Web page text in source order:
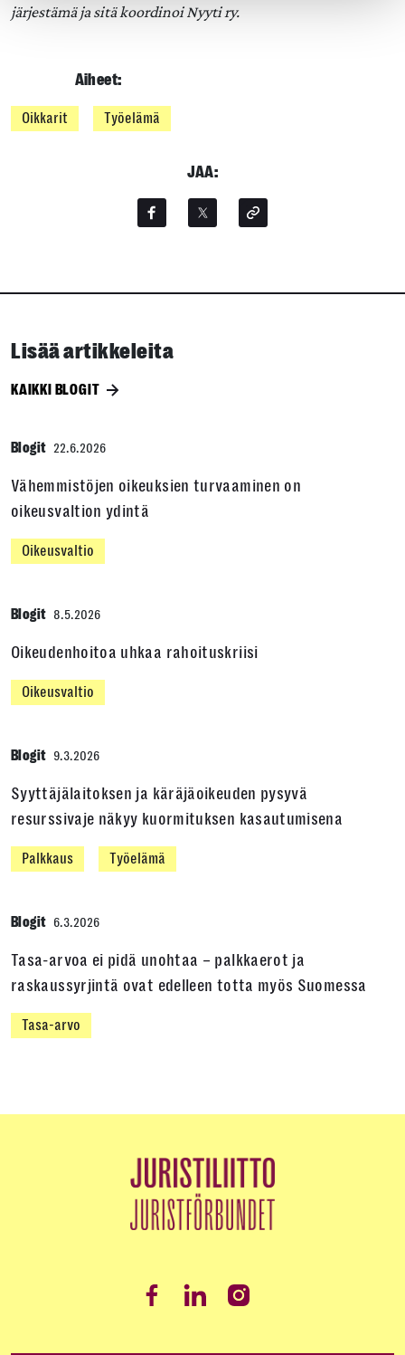
järjestämä ja sitä koordinoi Nyyti ry.
Aiheet:
Oikkarit Työelämä
JAA:
Lisää artikkeleita
KAIKKI BLOGIT
Blogit 22.6.2026
Vähemmistöjen oikeuksien turvaaminen on
oikeusvaltion ydintä
Oikeusvaltio
Blogit 8.5.2026
Oikeudenhoitoa uhkaa rahoituskriisi
Oikeusvaltio
Blogit 9.3.2026
Syyttäjälaitoksen ja käräjäoikeuden pysyvä
resurssivaje näkyy kuormituksen kasautumisena
Palkkaus Työelämä
Blogit 6.3.2026
Tasa-arvoa ei pidä unohtaa – palkkaerot ja
raskaussyrjintä ovat edelleen totta myös Suomessa
Tasa-arvo